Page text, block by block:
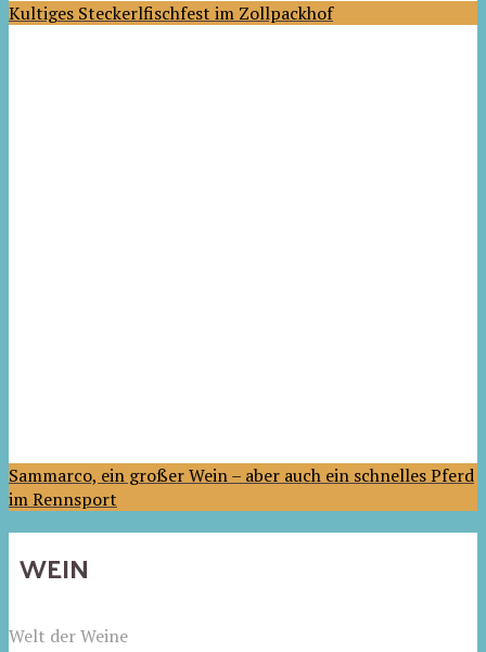
Kultiges Steckerlfischfest im Zollpackhof
Sammarco, ein großer Wein – aber auch ein schnelles Pferd
im Rennsport
WEIN
Welt der Weine